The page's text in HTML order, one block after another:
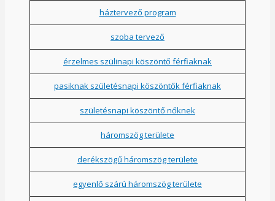
háztervező program
szoba tervező
érzelmes szülinapi köszöntő férfiaknak
pasiknak születésnapi köszöntők férfiaknak
születésnapi köszöntő nőknek
háromszög területe
derékszögű háromszög területe
egyenlő szárú háromszög területe